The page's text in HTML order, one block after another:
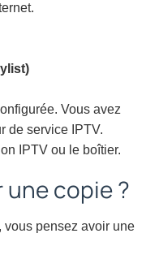
Vous avez
de service IPTV.
IPTV ou le boîtier.
une copie ?
vous pensez avoir une